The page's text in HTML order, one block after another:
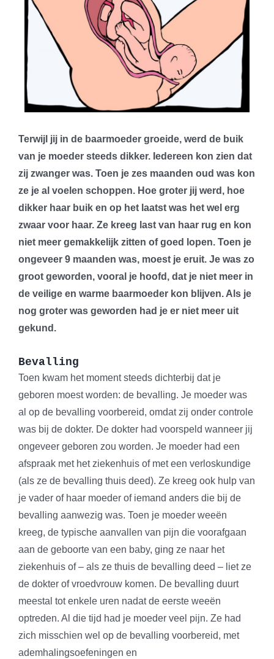
Terwijl jij in de baarmoeder groeide, werd de buik
van je moeder steeds dikker. Iedereen kon zien dat
zij zwanger was. Toen je zes maanden oud was kon
ze je al voelen schoppen. Hoe groter jij werd, hoe
dikker haar buik en op het laatst was het wel erg
zwaar voor haar. Ze kreeg last van haar rug en kon
niet meer gemakkelijk zitten of goed lopen. Toen je
ongeveer 9 maanden was, moest je eruit. Je was zo
groot geworden, vooral je hoofd, dat je niet meer in
de veilige en warme baarmoeder kon blijven. Als je
nog groter was geworden had je er niet meer uit
gekund.
Bevalling
Toen kwam het moment steeds dichterbij dat je
geboren moest worden: de bevalling. Je moeder was
al op de bevalling voorbereid, omdat zij onder controle
was bij de dokter. De dokter had voorspeld wanneer jij
ongeveer geboren zou worden. Je moeder had een
afspraak met het ziekenhuis of met een verloskundige
(als ze de bevalling thuis deed). Ze kreeg ook hulp van
je vader of haar moeder of iemand anders die bij de
bevalling aanwezig was. Toen je moeder weeën
kreeg, de typische aanvallen van pijn die voorafgaan
aan de geboorte van een baby, ging ze naar het
ziekenhuis of – als ze thuis de bevalling deed – liet ze
de dokter of vroedvrouw komen. De bevalling duurt
meestal tot enkele uren nadat de eerste weeën
optreden. Al die tijd had je moeder veel pijn. Ze had
zich misschien wel op de bevalling voorbereid, met
ademhalingsoefeningen en